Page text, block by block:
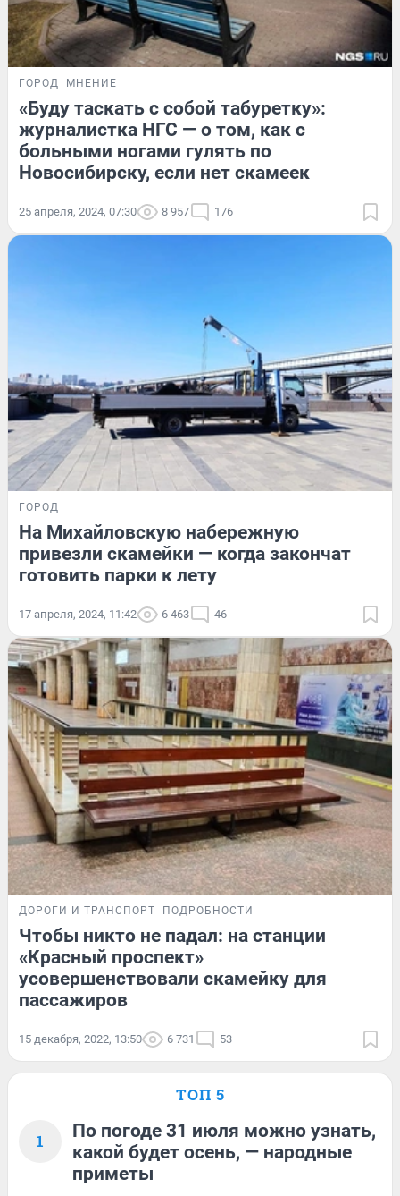
ГОРОД МНЕНИЕ
«Буду таскать с собой табуретку»:
журналистка НГС — о том, как с
больными ногами гулять по
Новосибирску, если нет скамеек
25 апреля, 2024, 07:30 8 957 176
ГОРОД
На Михайловскую набережную
привезли скамейки — когда закончат
готовить парки к лету
17 апреля, 2024, 11:42 6 463 46
ДОРОГИ И ТРАНСПОРТ ПОДРОБНОСТИ
Чтобы никто не падал: на станции
«Красный проспект»
усовершенствовали скамейку для
пассажиров
15 декабря, 2022, 13:50 6 731 53
ТОП 5
1
По погоде 31 июля можно узнать,
какой будет осень, — народные
приметы